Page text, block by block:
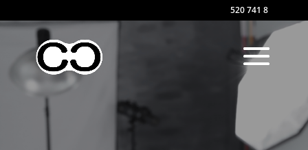
520 741 8